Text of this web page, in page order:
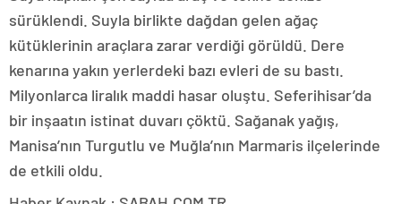
sürüklendi. Suyla birlikte dağdan gelen ağaç
kütüklerinin araçlara zarar verdiği görüldü. Dere
kenarına yakın yerlerdeki bazı evleri de su bastı.
Milyonlarca liralık maddi hasar oluştu. Seferihisar’da
bir inşaatın istinat duvarı çöktü. Sağanak yağış,
Manisa’nın Turgutlu ve Muğla’nın Marmaris ilçelerinde
de etkili oldu.